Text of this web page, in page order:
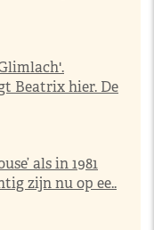
Beatrix hier. De
als in 1981
zijn nu op ee..